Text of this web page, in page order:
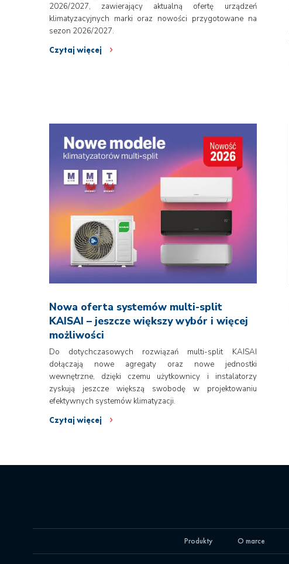
2026/2027, zawierający aktualną ofertę urządzeń
klimatyzacyjnych marki oraz nowości przygotowane na
sezon 2026/2027.
Czytaj więcej
Nowa oferta systemów multi-split
KAISAI – jeszcze większy wybór i więcej
możliwości
Do dotychczasowych rozwiązań multi-split KAISAI
dołączają nowe agregaty oraz nowe jednostki
wewnętrzne, dzięki czemu użytkownicy i instalatorzy
zyskują jeszcze większą swobodę w projektowaniu
efektywnych systemów klimatyzacji.
Czytaj więcej
Produkty O marce